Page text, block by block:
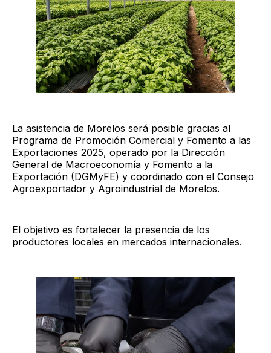
La asistencia de Morelos será posible gracias al
Programa de Promoción Comercial y Fomento a las
Exportaciones 2025, operado por la Dirección
General de Macroeconomía y Fomento a la
Exportación (DGMyFE) y coordinado con el Consejo
Agroexportador y Agroindustrial de Morelos.
El objetivo es fortalecer la presencia de los
productores locales en mercados internacionales.